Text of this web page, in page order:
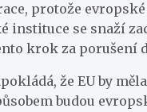
protože
instituce se snaží
krok za
že EU by
budou